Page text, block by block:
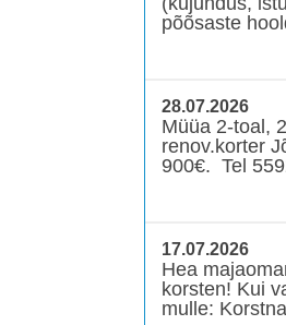
põõsaste
28.07.2026
Müüa 2-toal,
renov.korter
900€. Tel
17.07.2026
Hea
korsten! Kui
mulle: